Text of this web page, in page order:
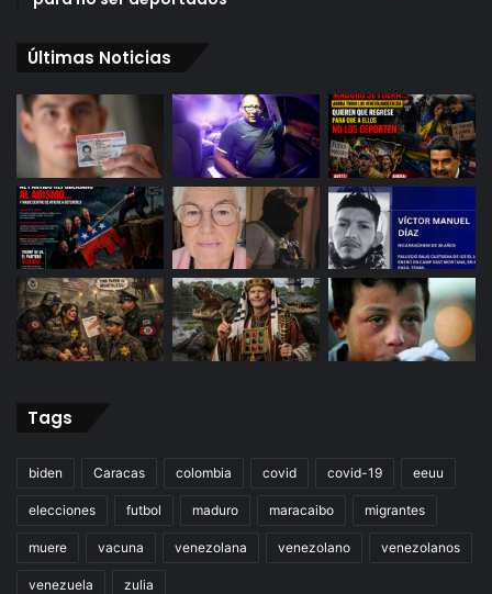
Últimas Noticias
Tags
biden Caracas colombia covid covid-19 eeuu
elecciones futbol maduro maracaibo migrantes
muere vacuna venezolana venezolano venezolanos
venezuela zulia